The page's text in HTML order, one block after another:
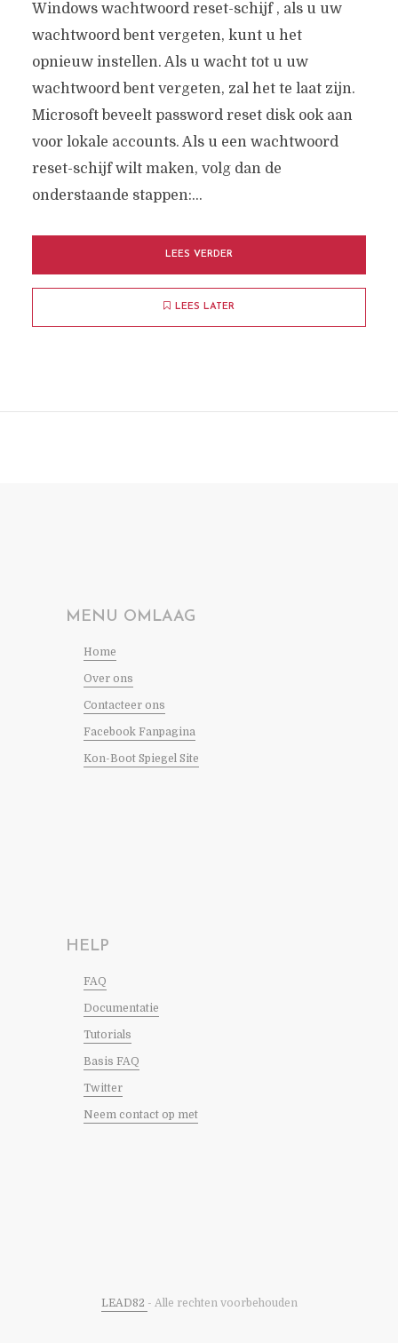
Windows wachtwoord reset-schijf , als u uw
wachtwoord bent vergeten, kunt u het
opnieuw instellen. Als u wacht tot u uw
wachtwoord bent vergeten, zal het te laat zijn.
Microsoft beveelt password reset disk ook aan
voor lokale accounts. Als u een wachtwoord
reset-schijf wilt maken, volg dan de
onderstaande stappen:...
LEES VERDER
LEES LATER
MENU OMLAAG
Home
Over ons
Contacteer ons
Facebook Fanpagina
Kon-Boot Spiegel Site
HELP
FAQ
Documentatie
Tutorials
Basis FAQ
Twitter
Neem contact op met
LEAD82 - Alle rechten voorbehouden